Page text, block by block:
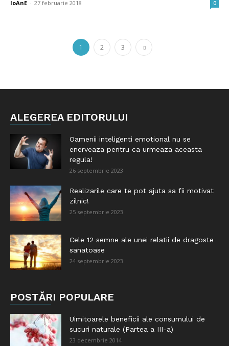
IoAnE - 27 februarie 2018 0
1 2 3
ALEGEREA EDITORULUI
Oamenii inteligenti emotional nu se
enerveaza pentru ca urmeaza aceasta
regula!
26 septembrie 2023
Realizarile care te pot ajuta sa fii motivat
zilnic!
25 septembrie 2023
Cele 12 semne ale unei relatii de dragoste
sanatoase
24 septembrie 2023
POSTĂRI POPULARE
Uimitoarele beneficii ale consumului de
sucuri naturale (Partea a III-a)
23 decembrie 2014